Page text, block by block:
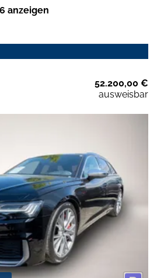
anzeigen
52.200,00 €
ausweisbar